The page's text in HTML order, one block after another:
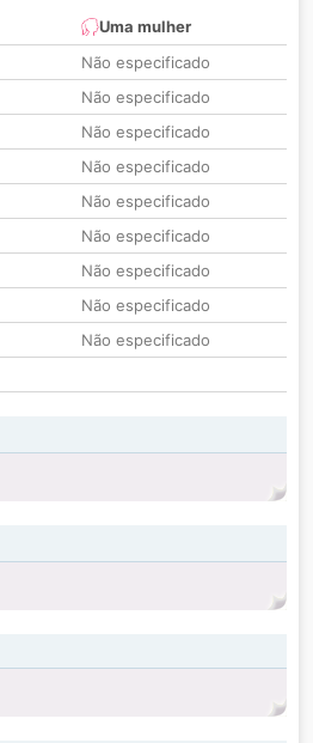
Uma mulher
Não especificado
Não especificado
Não especificado
Não especificado
Não especificado
Não especificado
Não especificado
Não especificado
Não especificado